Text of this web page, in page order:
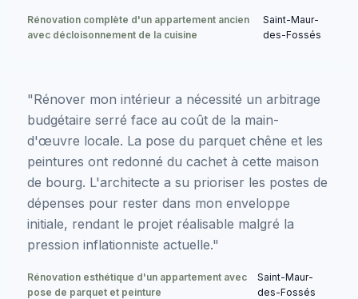
Rénovation complète d'un appartement ancien
avec décloisonnement de la cuisine
Saint-Maur-
des-Fossés
"Rénover mon intérieur a nécessité un arbitrage
budgétaire serré face au coût de la main-
d'œuvre locale. La pose du parquet chêne et les
peintures ont redonné du cachet à cette maison
de bourg. L'architecte a su prioriser les postes de
dépenses pour rester dans mon enveloppe
initiale, rendant le projet réalisable malgré la
pression inflationniste actuelle."
Rénovation esthétique d'un appartement avec
pose de parquet et peinture
Saint-Maur-
des-Fossés